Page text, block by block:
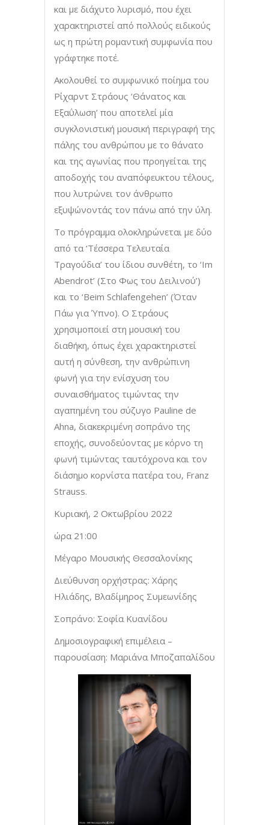
και με διάχυτο λυρισμό, που έχει
χαρακτηριστεί από πολλούς ειδικούς
ως η πρώτη ρομαντική συμφωνία που
γράφτηκε ποτέ.
Ακολουθεί το συμφωνικό ποίημα του
Ρίχαρντ Στράους ‘Θάνατος και
Εξαΰλωση’ που αποτελεί μία
συγκλονιστική μουσική περιγραφή της
πάλης του ανθρώπου με το θάνατο
και της αγωνίας που προηγείται της
αποδοχής του αναπόφευκτου τέλους,
που λυτρώνει τον άνθρωπο
εξυψώνοντάς τον πάνω από την ύλη.
Το πρόγραμμα ολοκληρώνεται με δύο
από τα ‘Τέσσερα Τελευταία
Τραγούδια’ του ίδιου συνθέτη, το ‘Im
Abendrot’ (Στο Φως του Δειλινού’)
και το ‘Beim Schlafengehen’ (Όταν
Πάω για Ύπνο). Ο Στράους
χρησιμοποιεί στη μουσική του
διαθήκη, όπως έχει χαρακτηριστεί
αυτή η σύνθεση, την ανθρώπινη
φωνή για την ενίσχυση του
συναισθήματος τιμώντας την
αγαπημένη του σύζυγο Pauline de
Ahna, διακεκριμένη σοπράνο της
εποχής, συνοδεύοντας με κόρνο τη
φωνή τιμώντας ταυτόχρονα και τον
διάσημο κορνίστα πατέρα του, Franz
Strauss.
Κυριακή, 2 Οκτωβρίου 2022
ώρα 21:00
Μέγαρο Μουσικής Θεσσαλονίκης
Διεύθυνση ορχήστρας: Χάρης
Ηλιάδης, Βλαδίμηρος Συμεωνίδης
Σοπράνο: Σοφία Κυανίδου
Δημοσιογραφική επιμέλεια –
παρουσίαση: Μαριάνα Μποζαπαλίδου